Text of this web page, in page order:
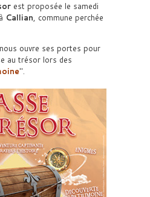
est proposée le samedi
Callian, commune perchée
ouvre ses portes pour
au trésor lors des
.